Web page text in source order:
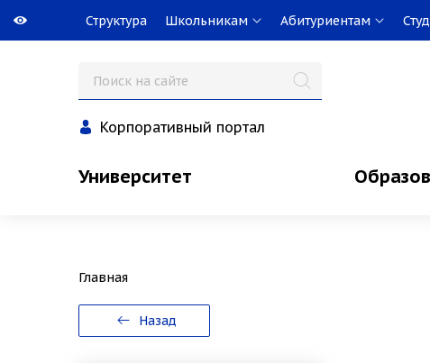
Структура Школьникам Абитуриентам
Корпоративный портал
Университет
Главная
Назад